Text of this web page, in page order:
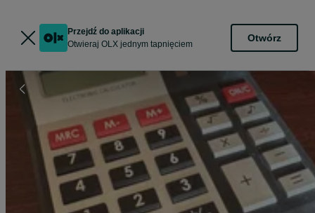
Przejdź do aplikacji
Otwieraj OLX jednym tapnięciem
Otwórz